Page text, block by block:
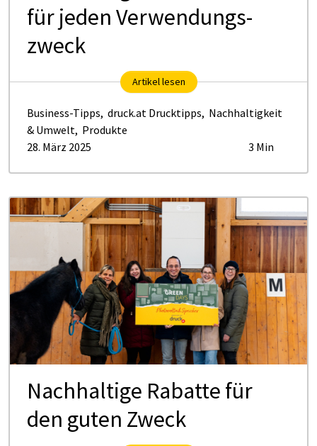
für je­den Ver­wen­dungs­
zweck
Artikel lesen
Business-Tipps, druck.at Drucktipps, Nachhaltigkeit
& Umwelt, Produkte
28. März 2025
3 Min
Nachhaltige Rabatte für
den guten Zweck